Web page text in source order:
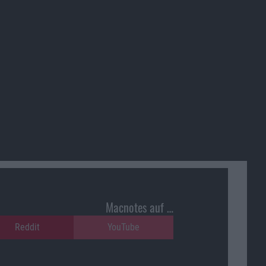
Macnotes auf …
Reddit YouTube